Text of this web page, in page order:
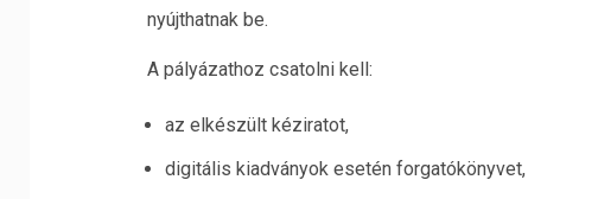
nyújthatnak be.
A pályázathoz csatolni kell:
az elkészült kéziratot,
digitális kiadványok esetén forgatókönyvet,